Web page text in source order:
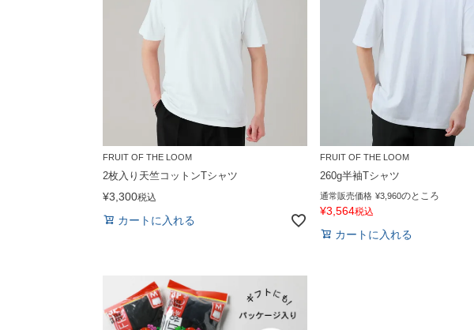
FRUIT OF THE LOOM
2枚入り天竺コットンTシャツ
¥3,300税込
カートに入れる
FRUIT OF THE LOOM
260g半袖Tシャツ
通常販売価格 ¥3,960のところ
¥3,564税込
カートに入れる